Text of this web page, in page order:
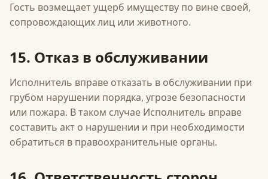
Гость возмещает ущерб имуществу по вине своей,
сопровождающих лиц или животного.
15. Отказ в обслуживании
Исполнитель вправе отказать в обслуживании при
грубом нарушении порядка, угрозе безопасности
или пожара. В таком случае Исполнитель вправе
составить акт о нарушении и при необходимости
обратиться в правоохранительные органы.